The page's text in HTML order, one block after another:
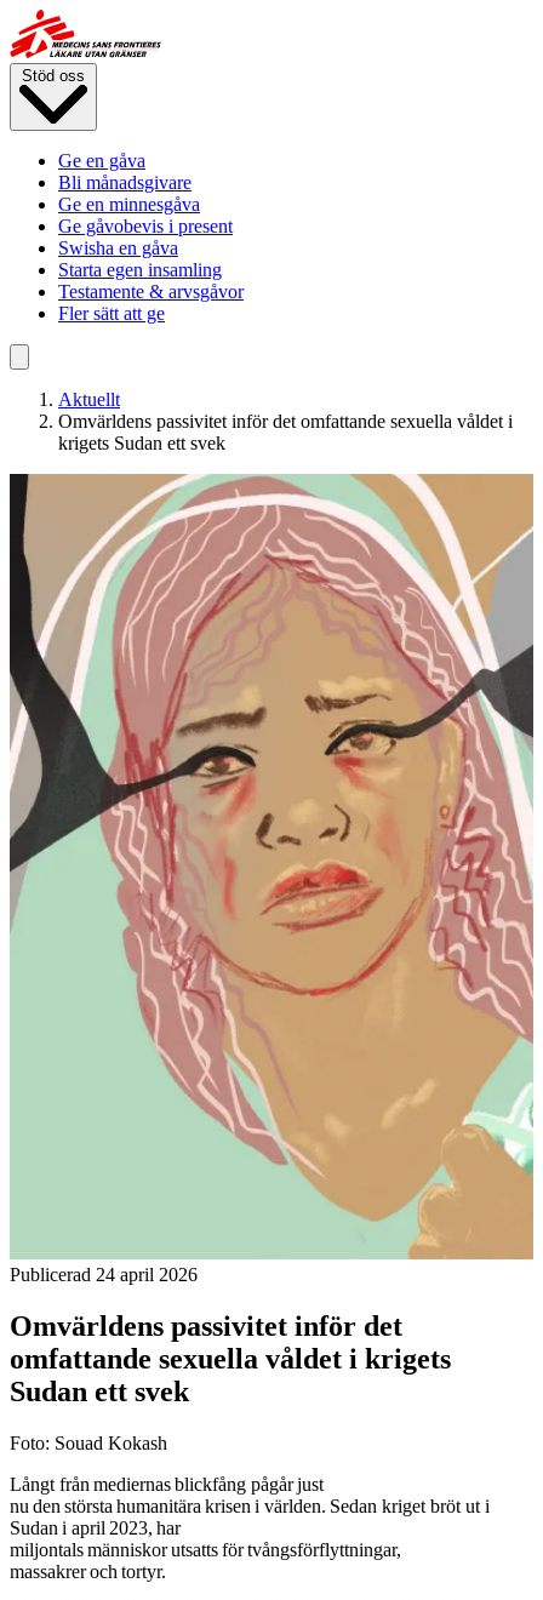
Hoppa
till
huvudinnehåll
Stöd oss
Ge en gåva
Bli månadsgivare
Ge en minnesgåva
Ge gåvobevis i present
Swisha en gåva
Starta egen insamling
Testamente & arvsgåvor
Fler sätt att ge
Aktuellt
Omvärldens passivitet inför det omfattande sexuella våldet i
krigets Sudan ett svek
Publicerad 24 april 2026
Omvärldens passivitet inför det
omfattande sexuella våldet i krigets
Sudan ett svek
Foto: Souad Kokash
Långt från mediernas blickfång pågår just
nu den största humanitära krisen i världen. Sedan kriget bröt ut i
Sudan i april 2023, har
miljontals människor utsatts för tvångsförflyttningar,
massakrer och tortyr.